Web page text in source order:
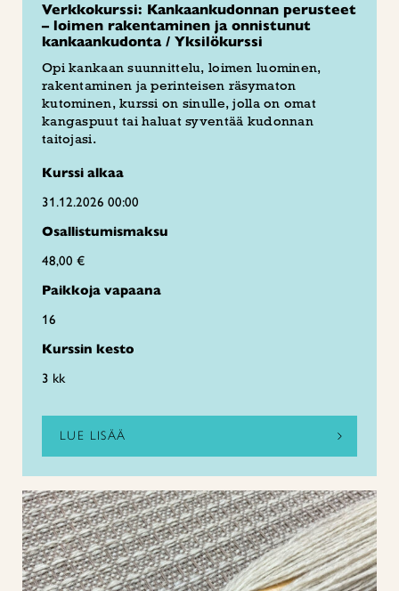
Verkkokurssi: Kankaankudonnan perusteet
– loimen rakentaminen ja onnistunut
kankaankudonta / Yksilökurssi
Opi kankaan suunnittelu, loimen luominen,
rakentaminen ja perinteisen räsymaton
kutominen, kurssi on sinulle, jolla on omat
kangaspuut tai haluat syventää kudonnan
taitojasi.
Kurssi alkaa
31.12.2026 00:00
Osallistumismaksu
48,00 €
Paikkoja vapaana
16
Kurssin kesto
3 kk
LUE LISÄÄ